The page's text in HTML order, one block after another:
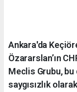
Ankara'da
Özararslan’ın
Meclis Grubu,
saygısızlık